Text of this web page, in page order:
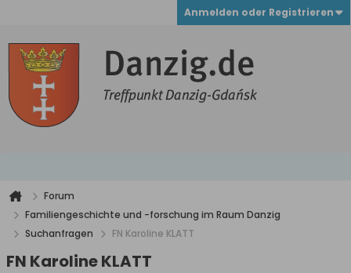
Anmelden oder Registrieren
Forum
Familiengeschichte und -forschung im Raum Danzig
Suchanfragen
FN Karoline KLATT
FN Karoline KLATT